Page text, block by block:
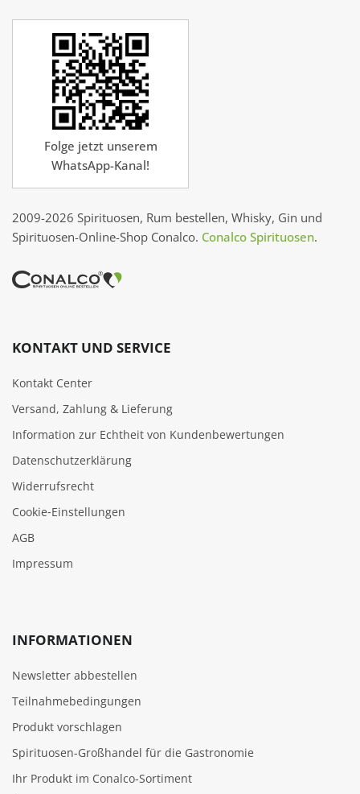
Folge jetzt unserem
WhatsApp-Kanal!
2009-2026 Spirituosen, Rum bestellen, Whisky, Gin und
Spirituosen-Online-Shop Conalco. Conalco Spirituosen.
KONTAKT UND SERVICE
Kontakt Center
Versand, Zahlung & Lieferung
Information zur Echtheit von Kundenbewertungen
Datenschutzerklärung
Widerrufsrecht
Cookie‑Einstellungen
AGB
Impressum
INFORMATIONEN
Newsletter abbestellen
Teilnahmebedingungen
Produkt vorschlagen
Spirituosen-Großhandel für die Gastronomie
Ihr Produkt im Conalco-Sortiment